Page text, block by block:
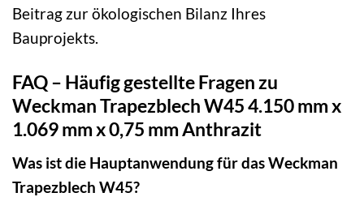
Beitrag zur ökologischen Bilanz Ihres
Bauprojekts.
FAQ – Häufig gestellte Fragen zu
Weckman Trapezblech W45 4.150 mm x
1.069 mm x 0,75 mm Anthrazit
Was ist die Hauptanwendung für das Weckman
Trapezblech W45?